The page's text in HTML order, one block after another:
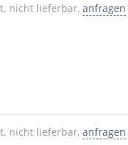
nicht lieferbar, anfragen
nicht lieferbar, anfragen